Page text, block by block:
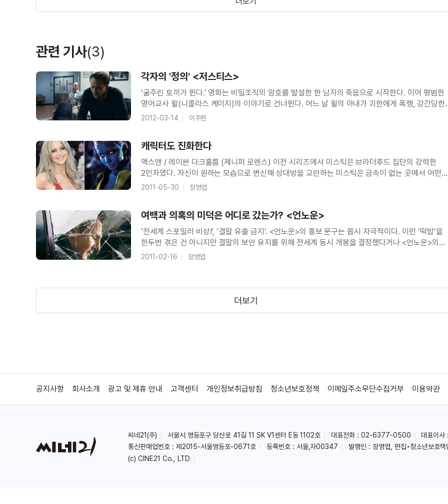
＜엑스맨: 퍼스트 클래스＞ 티저 예고편
＜언노운＞ 메이킹 영상
＜언노운＞ 예고편
관련 기사(3)
각자의 '정의' <저스티스>
‘굶주린 토끼가 뛴다.’ 영화는 비밀조직의 암호를 발설한 한 남자의 죽음으로 시작한다. 이어 평범한
영어교사 윌(니콜라스 케이지)의 이야기로 건너뛴다. 어느 날 윌의 아내가 괴한에게 폭행, 강간당한
괴로움에 휩싸인 윌에게 사이먼(가이 피어스)이라는 남자가 접근해 강간범을 대신 처리해주겠다고
2012-03-14 이주현
캐릭터도 진화한다
액스맨 / 레이븐 다크홀름 (제니퍼 로렌스) 이전 시리즈에서 미스틱은 브라더후드 집단의 강력한
2인자였다. 자신이 원하는 모습으로 변신해 상대방을 교란하는 미스틱은 금속이 없는 곳에서 어떤
힘도 쓸 수 없는 매그니토를 매번 위기에서 구출했다. 그랬던 미스틱이 <엑스맨: 퍼스트 클래스>(이
2011-05-30 장영엽
여백과 의혹의 미덕은 어디로 갔는가? <언노운>
‘전세계 스포일러 비상!’, ‘결말 유출 금지’. <언노운>의 홍보 문구는 몹시 자극적이다. 이런 ‘떡밥’을
한두번 겪은 건 아니지만 결말의 보안 유지를 위해 전세계 동시 개봉을 결정했다거나 <언노운>의
감독이 꽤 신선한 반전을 선사했던 <오펀: 천사의 비밀>의 하우메 콜렛 세라라는 ‘팩트’를 떠올리면
2011-02-16 장영엽
더보기
공지사항 회사소개 광고 및 제휴 안내 고객센터 개인정보취급방침 청소년보호정책 이메일주소무단수집거부 이용약관
씨네21(주) 서울시 영등포구 당산로 41길 11 SK V1센터 E동 1102호 대표전화 : 02-6377-0500
대표이사
통신판매업번호 : 제2015-서울영등포-0671호
등록번호 : 서울,자00347
발행인 : 장영엽, 편집•청소년보호
(c) CINE21 Co., LTD